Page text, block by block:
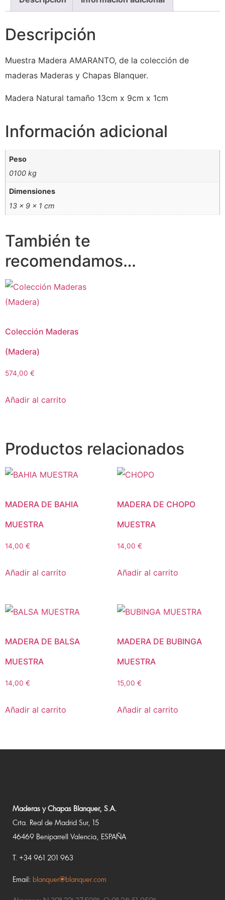
Descripción
Muestra Madera AMARANTO, de la colección de
maderas Maderas y Chapas Blanquer.
Madera Natural tamaño 13cm x 9cm x 1cm
Información adicional
Peso
0100 kg
Dimensiones
13 × 9 × 1 cm
También te
recomendamos…
Colección Maderas
(Madera)
574,00 €
Añadir al carrito
Productos relacionados
MADERA DE BAHIA
MUESTRA
14,00 €
Añadir al carrito
MADERA DE CHOPO
MUESTRA
14,00 €
Añadir al carrito
MADERA DE BALSA
MUESTRA
14,00 €
Añadir al carrito
MADERA DE BUBINGA
MUESTRA
15,00 €
Añadir al carrito
Maderas y Chapas Blanquer, S.A.
Crta. Real de Madrid Sur, 15
46469 Beniparrell Valencia, ESPAÑA
T. +34 961 201 963
Email: blanquer@blanquer.com